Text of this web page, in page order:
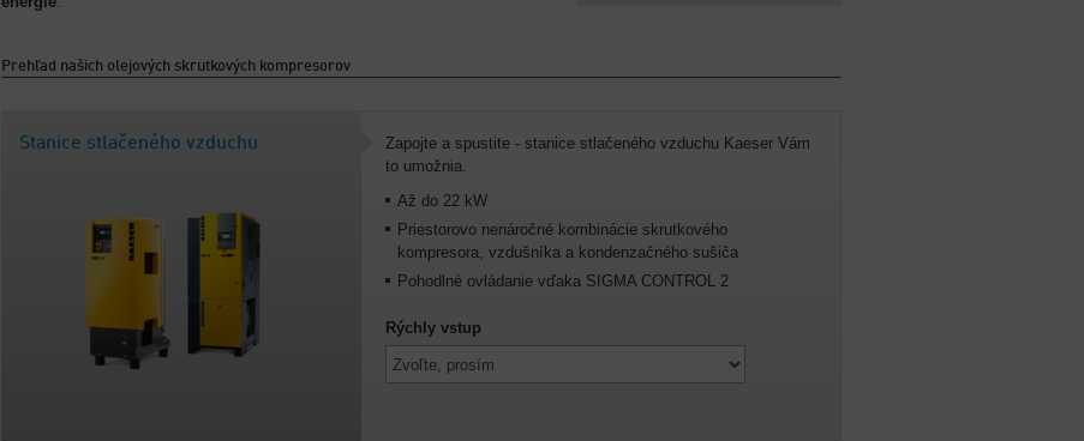
Prehľad našich olejových skrutkových kompresorov
Stanice stlačeného vzduchu
Zapojte a spustite - stanice stlačeného vzduchu Kaeser Vám
to umožnia.
Až do 22 kW
Priestorovo nenáročné kombinácie skrutkového
kompresora, vzdušníka a kondenzačného sušiča
Pohodlné ovládanie vďaka SIGMA CONTROL 2
Rýchly vstup